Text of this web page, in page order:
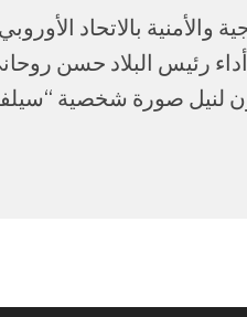
والأمنية بالاتحاد
رئيس البلاد حسن
لنيل صورة شخصية